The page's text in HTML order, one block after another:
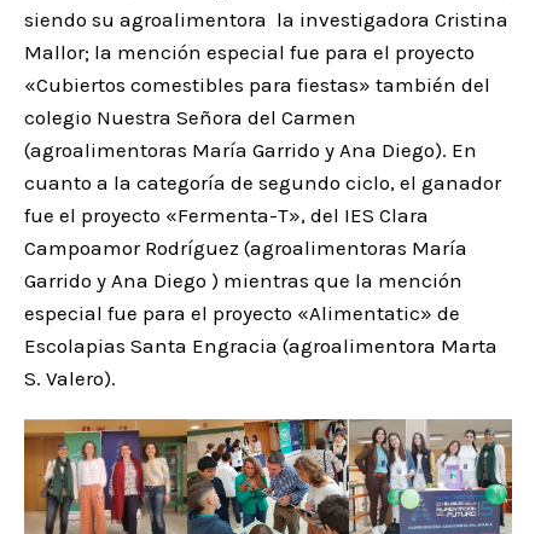
siendo su agroalimentora la investigadora Cristina
Mallor; la mención especial fue para el proyecto
«Cubiertos comestibles para fiestas» también del
colegio Nuestra Señora del Carmen
(agroalimentoras María Garrido y Ana Diego). En
cuanto a la categoría de segundo ciclo, el ganador
fue el proyecto «Fermenta-T», del IES Clara
Campoamor Rodríguez (agroalimentoras María
Garrido y Ana Diego ) mientras que la mención
especial fue para el proyecto «Alimentatic» de
Escolapias Santa Engracia (agroalimentora Marta
S. Valero).